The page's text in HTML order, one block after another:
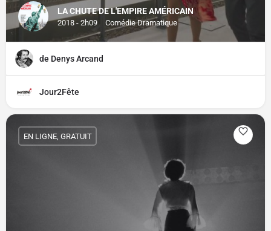
LA CHUTE DE L'EMPIRE AMÉRICAIN
2018 - 2h09 Comédie Dramatique
de Denys Arcand
Jour2Fête
EN LIGNE, GRATUIT